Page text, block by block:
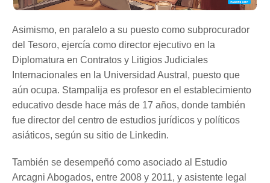
Asimismo, en paralelo a su puesto como subprocurador
del Tesoro, ejercía como director ejecutivo en la
Diplomatura en Contratos y Litigios Judiciales
Internacionales en la Universidad Austral, puesto que
aún ocupa. Stampalija es profesor en el establecimiento
educativo desde hace más de 17 años, donde también
fue director del centro de estudios jurídicos y políticos
asiáticos, según su sitio de Linkedin.
También se desempeñó como asociado al Estudio
Arcagni Abogados, entre 2008 y 2011, y asistente legal